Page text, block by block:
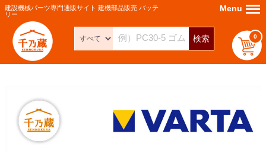
建設機械パーツ専門通販サイト 建機部品販売 バッテ
リー
検索 0
Menu Menu